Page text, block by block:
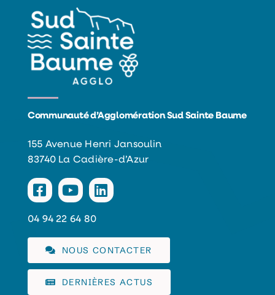
Communauté d’Agglomération Sud Sainte Baume
155 Avenue Henri Jansoulin
83740 La Cadière-d’Azur
04 94 22 64 80
NOUS CONTACTER
DERNIÈRES ACTUS